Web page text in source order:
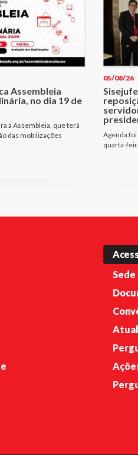
Assembleia
no dia 19 de
a Assembleia, que terá
das mobilizações
05/08/26
Agenda foi
quarta-